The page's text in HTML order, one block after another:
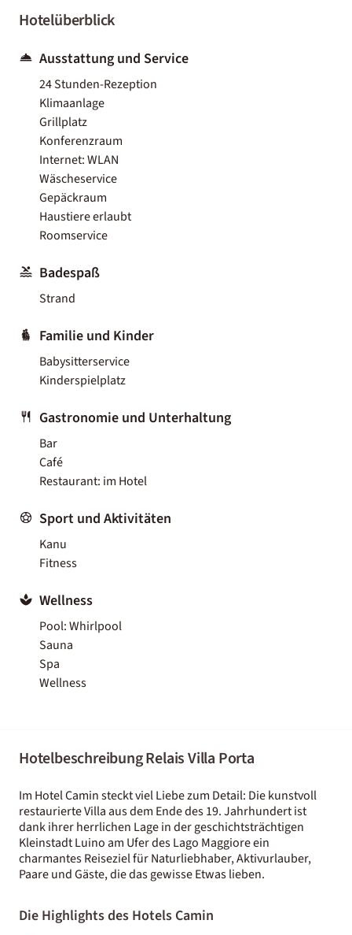
Hotelüberblick
Ausstattung und Service
24 Stunden-Rezeption
Klimaanlage
Grillplatz
Konferenzraum
Internet: WLAN
Wäscheservice
Gepäckraum
Haustiere erlaubt
Roomservice
Badespaß
Strand
Familie und Kinder
Babysitterservice
Kinderspielplatz
Gastronomie und Unterhaltung
Bar
Café
Restaurant: im Hotel
Sport und Aktivitäten
Kanu
Fitness
Wellness
Pool: Whirlpool
Sauna
Spa
Wellness
Hotelbeschreibung Relais Villa Porta
Im Hotel Camin steckt viel Liebe zum Detail: Die kunstvoll
restaurierte Villa aus dem Ende des 19. Jahrhundert ist
dank ihrer herrlichen Lage in der geschichtsträchtigen
Kleinstadt Luino am Ufer des Lago Maggiore ein
charmantes Reiseziel für Naturliebhaber, Aktivurlauber,
Paare und Gäste, die das gewisse Etwas lieben.
Die Highlights des Hotels Camin